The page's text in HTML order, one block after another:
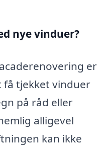
nye vinduer?
er
få tjekket vinduer
på råd eller
alligevel
kan ikke